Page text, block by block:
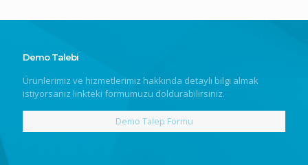
Demo Talebi
Ürünlerimiz ve hizmetlerimiz hakkında detaylı bilgi almak
istiyorsanız linkteki formumuzu doldurabilirsiniz.
Demo Talep Formu